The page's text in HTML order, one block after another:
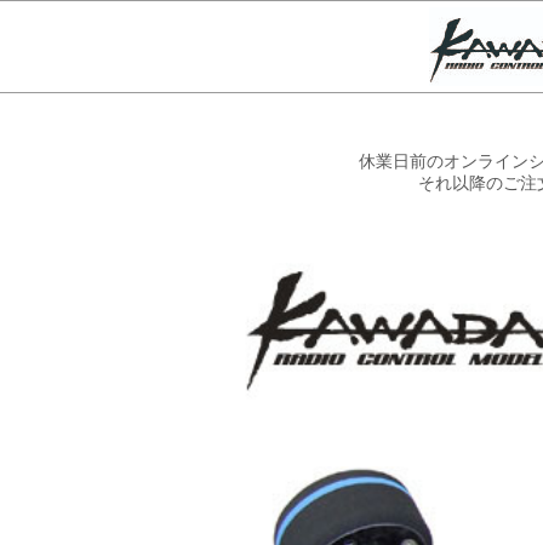
休業日前のオンライン
それ以降のご